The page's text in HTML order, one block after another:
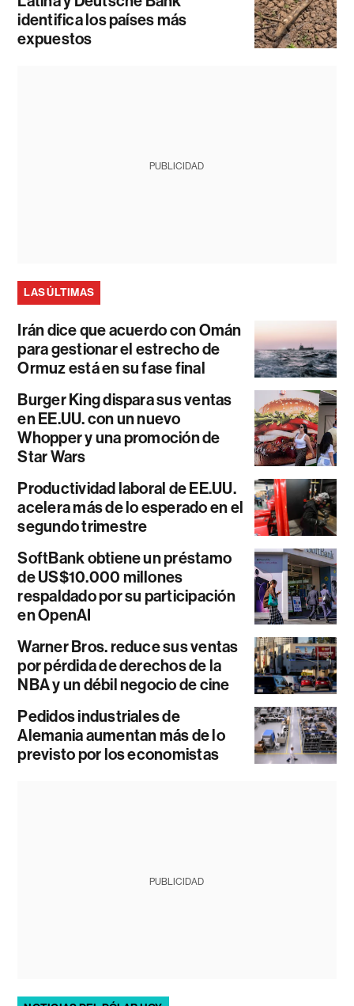
identifica los países más
expuestos
PUBLICIDAD
LAS ÚLTIMAS
Irán dice que acuerdo con Omán
para gestionar el estrecho de
Ormuz está en su fase final
Burger King dispara sus ventas
en EE.UU. con un nuevo
Whopper y una promoción de
Star Wars
Productividad laboral de EE.UU.
acelera más de lo esperado en el
segundo trimestre
SoftBank obtiene un préstamo
de US$10.000 millones
respaldado por su participación
en OpenAI
Warner Bros. reduce sus ventas
por pérdida de derechos de la
NBA y un débil negocio de cine
Pedidos industriales de
Alemania aumentan más de lo
previsto por los economistas
PUBLICIDAD